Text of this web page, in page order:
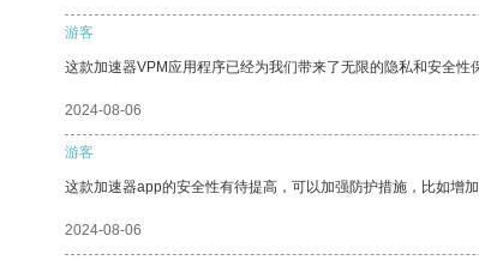
游客
这款加速器VPM应用程序已经为我们带来了无限的隐私和安全性
2024-08-06
游客
这款加速器app的安全性有待提高，可以加强防护措施，比如增加
2024-08-06